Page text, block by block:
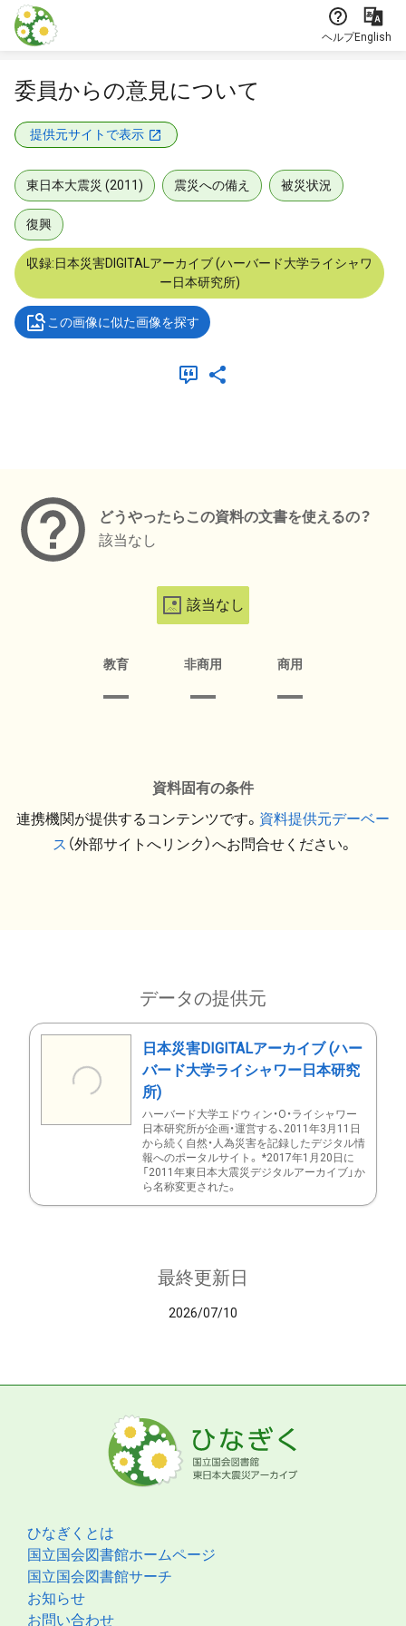
本文に飛ぶ
ヘルプEnglish
委員からの意見について
提供元サイトで表示
東日本大震災 (2011) 震災への備え 被災状況
復興
収録:日本災害DIGITALアーカイブ (ハーバード大学ライシャワ
ー日本研究所)
この画像に似た画像を探す
どうやったらこの資料の文書を使えるの？
該当なし
該当なし
教育 非商用 商用
資料固有の条件
連携機関が提供するコンテンツです。 資料提供元デーベー
ス （外部サイトへリンク）へお問合せください。
データの提供元
日本災害DIGITALアーカイブ (ハー
バード大学ライシャワー日本研究
所)
ハーバード大学エドウィン・O・ライシャワー
日本研究所が企画・運営する、2011年3月11日
から続く自然・人為災害を記録したデジタル情
報へのポータルサイト。 *2017年1月20日に
「2011年東日本大震災デジタルアーカイブ」か
ら名称変更された。
最終更新日
2026/07/10
ひなぎくとは
国立国会図書館ホームページ
国立国会図書館サーチ
お知らせ
お問い合わせ